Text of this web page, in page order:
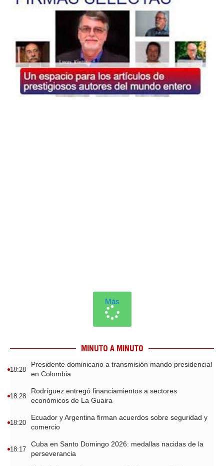
Más
MINUTO A MINUTO
18:28
Presidente dominicano a transmisión mando presidencial
en Colombia
18:28
Rodríguez entregó financiamientos a sectores
económicos de La Guaira
18:20
Ecuador y Argentina firman acuerdos sobre seguridad y
comercio
18:17
Cuba en Santo Domingo 2026: medallas nacidas de la
perseverancia